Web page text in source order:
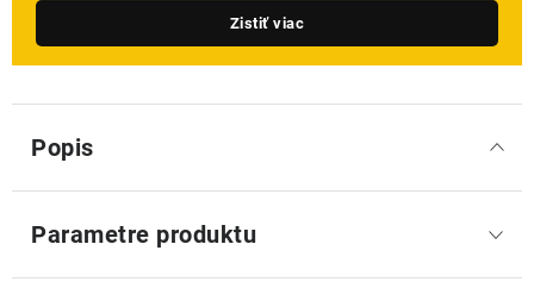
Zistiť viac
Popis
Parametre produktu